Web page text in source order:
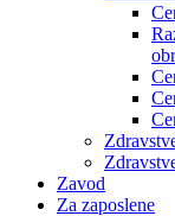
Zavod
Za zaposlene